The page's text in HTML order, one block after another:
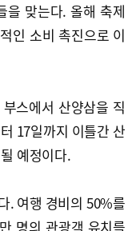
을 맞는다. 올해 축제
인 소비 촉진으로 이
스에서 산양삼을 직
17일까지 이틀간 산
예정이다.
. 여행 경비의 50%를
명의 관광객 유치를